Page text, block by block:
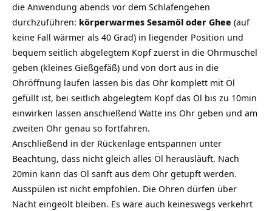
die Anwendung abends vor dem Schlafengehen
durchzuführen: körperwarmes Sesamöl oder Ghee (auf
keine Fall wärmer als 40 Grad) in liegender Position und
bequem seitlich abgelegtem Kopf zuerst in die Ohrmuschel
geben (kleines Gießgefäß) und von dort aus in die
Ohröffnung laufen lassen bis das Ohr komplett mit Öl
gefüllt ist, bei seitlich abgelegtem Kopf das Öl bis zu 10min
einwirken lassen anschießend Watte ins Ohr geben und am
zweiten Ohr genau so fortfahren.
Anschließend in der Rückenlage entspannen unter
Beachtung, dass nicht gleich alles Öl herausläuft. Nach
20min kann das Öl sanft aus dem Ohr getupft werden.
Ausspülen ist nicht empfohlen. Die Ohren dürfen über
Nacht eingeölt bleiben. Es wäre auch keineswegs verkehrt